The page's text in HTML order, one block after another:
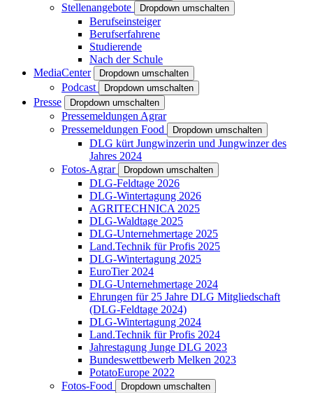
Stellenangebote Dropdown umschalten
Berufseinsteiger
Berufserfahrene
Studierende
Nach der Schule
MediaCenter
Dropdown umschalten
Podcast Dropdown umschalten
Presse Dropdown umschalten
Pressemeldungen Agrar
Pressemeldungen Food
Dropdown umschalten
DLG kürt Jungwinzerin und Jungwinzer des
Jahres 2024
Fotos-Agrar
Dropdown umschalten
DLG-Feldtage 2026
DLG-Wintertagung 2026
AGRITECHNICA 2025
DLG-Waldtage 2025
DLG-Unternehmertage 2025
Land.Technik für Profis 2025
DLG-Wintertagung 2025
EuroTier 2024
DLG-Unternehmertage 2024
Ehrungen für 25 Jahre DLG Mitgliedschaft
(DLG-Feldtage 2024)
DLG-Wintertagung 2024
Land.Technik für Profis 2024
Jahrestagung Junge DLG 2023
Bundeswettbewerb Melken 2023
PotatoEurope 2022
Fotos-Food
Dropdown umschalten